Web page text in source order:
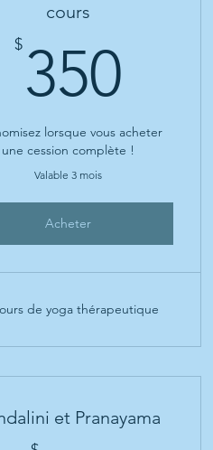
cours
$ 350
lorsque vous acheter
une cession complète !
Valable 3 mois
Acheter
de yoga thérapeutique
et Pranayama